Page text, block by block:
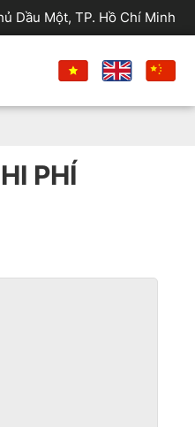
Dầu Một, TP. Hồ Chí Minh
PHÍ